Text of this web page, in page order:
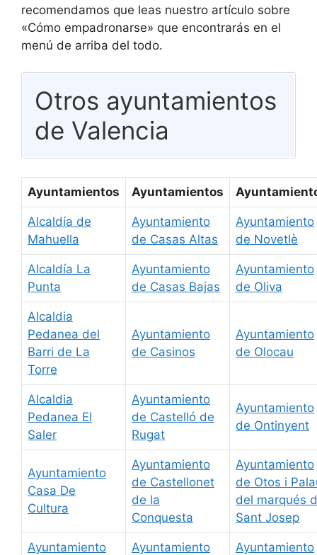
recomendamos que leas nuestro artículo sobre
«Cómo empadronarse» que encontrarás en el
menú de arriba del todo.
Otros ayuntamientos
de Valencia
Ayuntamientos Ayuntamientos
Alcaldía de
Mahuella
Ayuntamiento
de Casas Altas
Ayuntamiento
de Novetlè
Alcaldía La
Punta
Ayuntamiento
de Casas Bajas
Ayuntamiento
de Oliva
Alcaldia
Pedanea del
Barri de La
Torre
Ayuntamiento
de Casinos
Ayuntamiento
de Olocau
Alcaldia
Pedanea El
Saler
Ayuntamiento
de Castelló de
Rugat
Ayuntamiento
de Ontinyent
Ayuntamiento
Casa De
Cultura
Ayuntamiento
de Castellonet
de la
Conquesta
Ayuntamiento
de Otos i
del marqués
Sant Josep
Ayuntamiento
Ayuntamiento
Ayuntamiento